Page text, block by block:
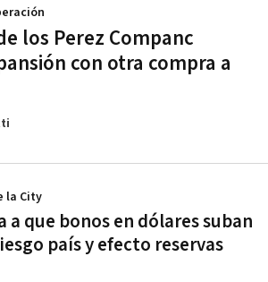
los Perez Companc
con otra compra a
a que bonos en dólares suban
país y efecto reservas
la City